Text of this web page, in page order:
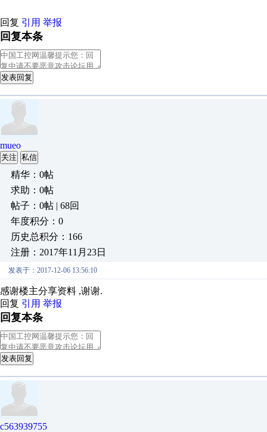
回复 引用 举报
回复本条
发表回复
mueo
关注 私信
精华：0帖
求助：0帖
帖子：0帖 | 68回
年度积分：0
历史总积分：166
注册：2017年11月23日
发表于：2017-12-06 13:56:10
感谢楼主分享资料 ,谢谢.
回复 引用 举报
回复本条
发表回复
c563939755